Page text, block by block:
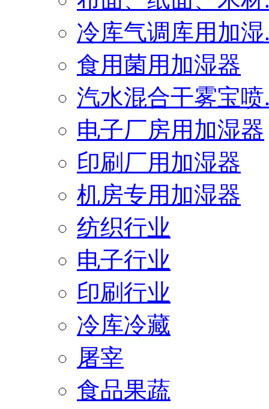
冷库气调库用加湿
食用菌用加湿器
汽水混合干雾宝喷
电子厂房用加湿器
印刷厂用加湿器
机房专用加湿器
纺织行业
电子行业
印刷行业
冷库冷藏
屠宰
食品果蔬